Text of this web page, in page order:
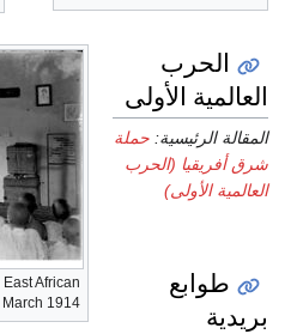
East African
March 1914
الحرب
العالمية الأولى
المقالة الرئيسية:حملة
شرق أفريقيا (الحرب
العالمية الأولى)
طوابع
بريدية